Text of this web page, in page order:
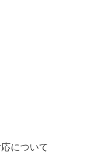
について